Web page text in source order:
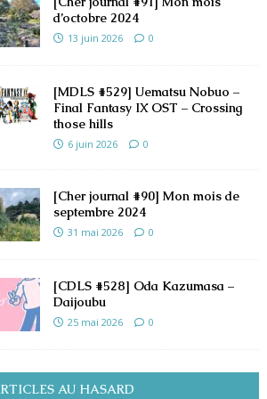
d’octobre 2024
13 juin 2026 0
[MDLS #529] Uematsu Nobuo –
Final Fantasy IX OST – Crossing
those hills
6 juin 2026 0
[Cher journal #90] Mon mois de
septembre 2024
31 mai 2026 0
[CDLS #528] Oda Kazumasa –
Daijoubu
25 mai 2026 0
AU HASARD